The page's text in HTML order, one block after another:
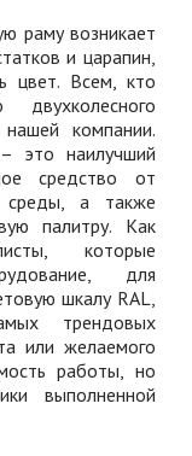
раму возникает
и царапин,
цвет. Всем, кто
компании.
это наилучший
средство от
среды, а также
палитру. Как
которые
для
шкалу RAL,
трендовых
или желаемого
работы, но
выполненной